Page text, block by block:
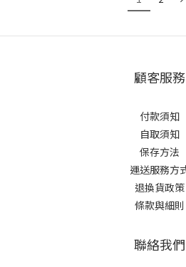
顧客服務
付款須知
自取須知
保存方法
運送服務方
退換貨政策
條款與細則
聯絡我們